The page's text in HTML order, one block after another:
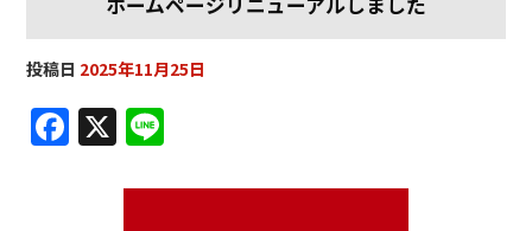
投稿日 2025年11月25日
F
a
X
e